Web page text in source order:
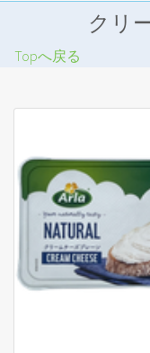
クリ
Topへ戻る